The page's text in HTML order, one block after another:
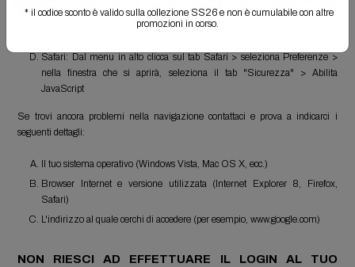
tab "Avanzate" > spunta la casella "Abilita JavaScript" > clicca su OK per
Safari: Dal menu in alto clicca sul tab Safari > seleziona Preferenze >
nella finestra che si aprirà, seleziona il tab "Sicurezza" > Abilita
JavaScript
Se trovi ancora problemi nella navigazione contattaci e prova a indicarci i
seguenti dettagli:
Il tuo sistema operativo (Windows Vista, Mac OS X, ecc.)
Browser Internet e versione utilizzata (Internet Explorer 8, Firefox,
Safari)
L'indirizzo al quale cerchi di accedere (per esempio, www.google.com)
NON RIESCI AD EFFETTUARE IL LOGIN AL TUO
* il codice sconto è valido sulla collezione SS26 e non è cumulabile con altre
promozioni in corso.